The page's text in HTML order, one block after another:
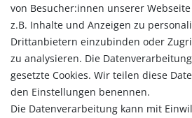
Vertrag widerrufen
Konto
Login
Registrieren
Warenkorb
Zur Kasse
von Besucher:innen unserer Webseite
z.B. Inhalte und Anzeigen zu
Drittanbietern einzubinden oder
zu analysieren. Die
gesetzte Cookies. Wir teilen diese
den Einstellungen benennen.
Die Datenverarbeitung kann mit